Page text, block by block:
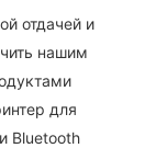
отдачей и
нашим
для
Bluetooth